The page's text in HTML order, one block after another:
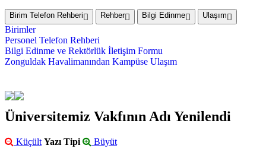
Birim Telefon Rehberi Rehber Bilgi Edinme Ulaşım
Birimler
Personel Telefon Rehberi
Bilgi Edinme ve Rektörlük İletişim Formu
Zonguldak Havalimanından Kampüse Ulaşım
Üniversitemiz Vakfının Adı Yenilendi
Küçült Yazı Tipi Büyüt